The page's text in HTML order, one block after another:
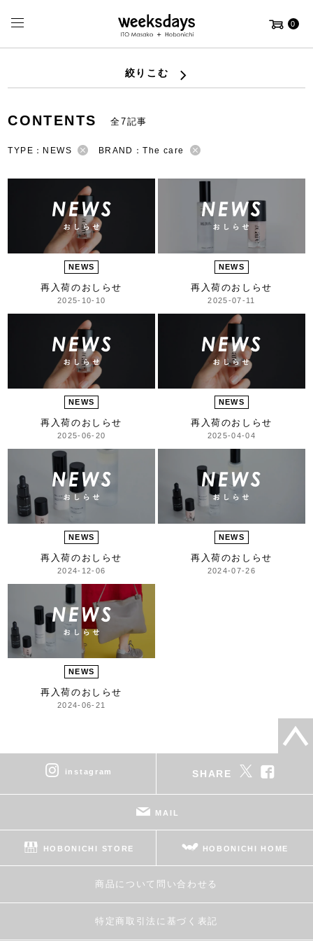
0
絞りこむ
CONTENTS 全7記事
TYPE：NEWS BRAND：The care
NEWS
再入荷のおしらせ
2025-10-10
NEWS
再入荷のおしらせ
2025-07-11
NEWS
再入荷のおしらせ
2025-06-20
NEWS
再入荷のおしらせ
2025-04-04
NEWS
再入荷のおしらせ
2024-12-06
NEWS
再入荷のおしらせ
2024-07-26
NEWS
再入荷のおしらせ
2024-06-21
instagram SHARE
MAIL
HOBONICHI STORE HOBONICHI HOME
商品について問い合わせる
特定商取引法に基づく表記